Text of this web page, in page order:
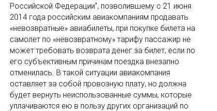
Российской Федерации", позволившему с 21 июня
2014 года российским авиакомпаниям продавать
«невозвратные» авиабилеты, при покупке билета на
самолет по «невозвратному» тарифу пассажир не
может требовать возврата денег за билет, если по
его субъективным причинам поездка внезапно
отменилась. В такой ситуации авиакомпания
оставляет за собой провозную плату, но должна
будет вернуть неиспользованные суммы, которые
уплачиваются ею в пользу других организаций по